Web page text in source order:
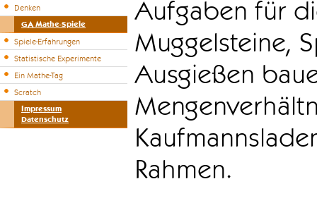
Denken
GA Mathe-Spiele
Spiele-Erfahrungen
Statistische Experimente
Ein Mathe-Tag
Scratch
Impressum
Datenschutz
Aufgaben für
Muggelsteine,
Ausgießen
Rahmen.